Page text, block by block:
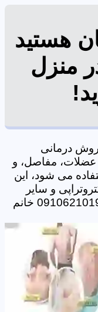
هستید
منزل
روش درمانی
عضلات، مفاصل، و
می شود، این
و سایر
ابزارهای فیزیک درمانی می شود. 09106210197 خانم